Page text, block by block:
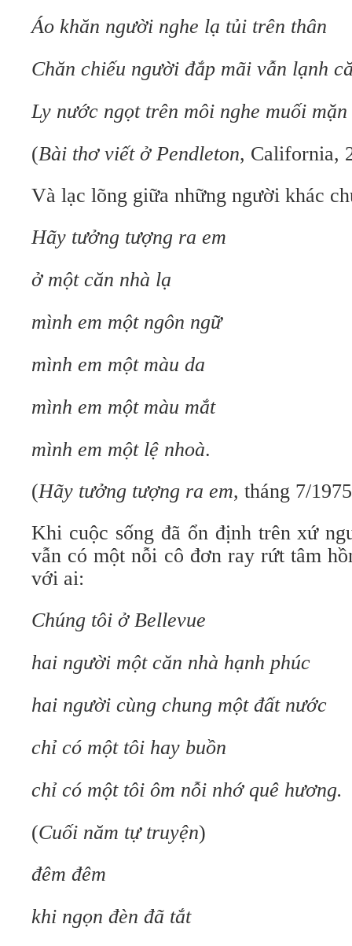
Áo khăn người nghe lạ tủi trên thân
Chăn chiếu người đắp mãi vẫn lạnh
Ly nước ngọt trên môi nghe muối mặn
(Bài thơ viết ở Pendleton, California,
Và lạc lõng giữa những người khác
Hãy tưởng tượng ra em
ở một căn nhà lạ
mình em một ngôn ngữ
mình em một màu da
mình em một màu mắt
mình em một lệ nhoà.
(Hãy tưởng tượng ra em, tháng 7/
Khi cuộc sống đã ổn định trên xứ
vẫn có một nỗi cô đơn ray rứt tâm
với ai:
Chúng tôi ở Bellevue
hai người một căn nhà hạnh phúc
hai người cùng chung một đất nước
chỉ có một tôi hay buồn
chỉ có một tôi ôm nỗi nhớ quê hương.
(Cuối năm tự truyện)
đêm đêm
khi ngọn đèn đã tắt